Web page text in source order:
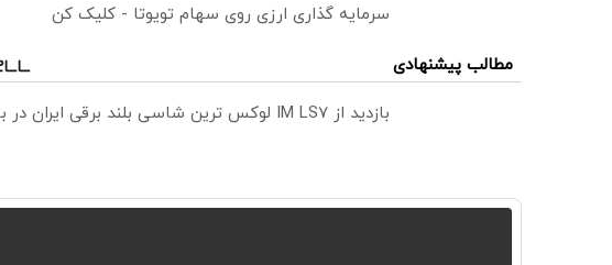
سرمایه گذاری ارزی روی سهام تویوتا - کلیک کن
مطالب پیشنهادی
بازدید از IM LS7 لوکس ترین شاسی بلند برقی ایران در باشگاه انقلاب